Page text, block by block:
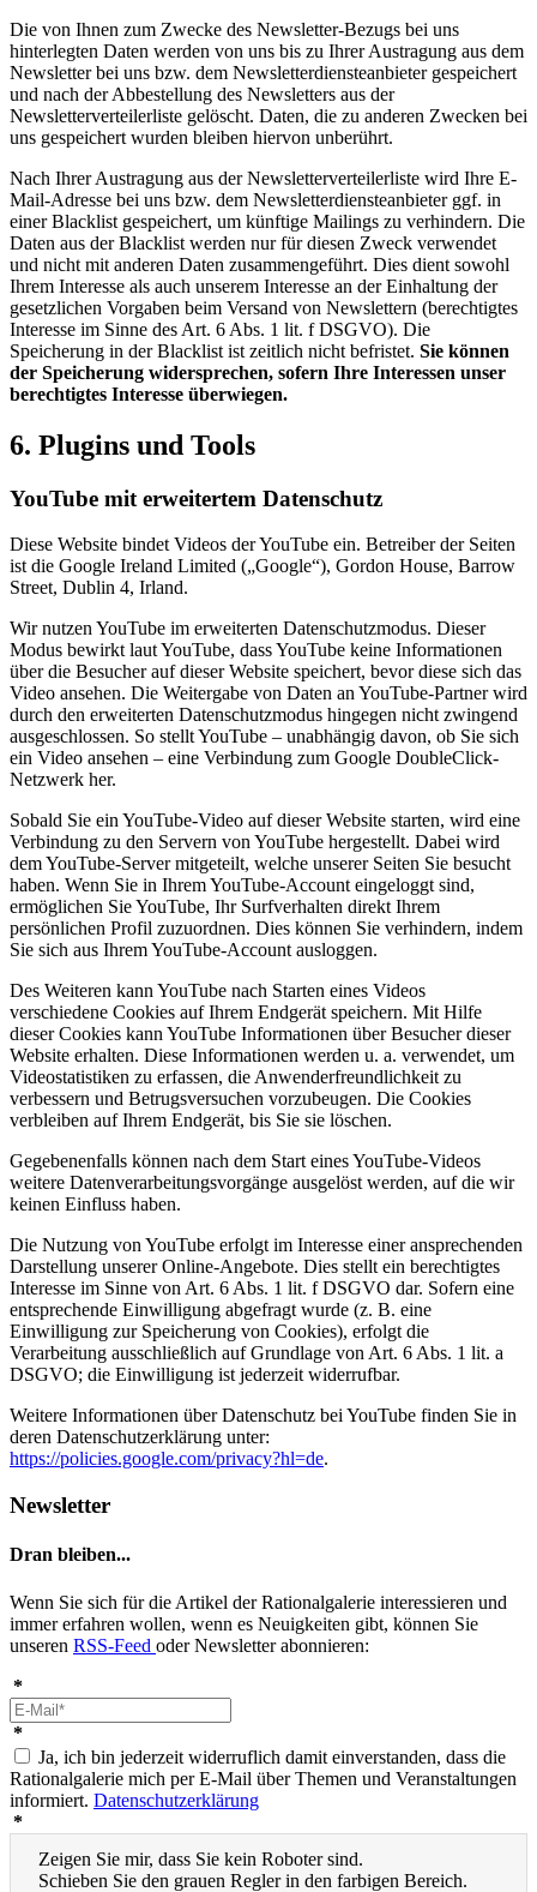
Die von Ihnen zum Zwecke des Newsletter-Bezugs bei uns
hinterlegten Daten werden von uns bis zu Ihrer Austragung aus dem
Newsletter bei uns bzw. dem Newsletterdiensteanbieter gespeichert
und nach der Abbestellung des Newsletters aus der
Newsletterverteilerliste gelöscht. Daten, die zu anderen Zwecken bei
uns gespeichert wurden bleiben hiervon unberührt.
Nach Ihrer Austragung aus der Newsletterverteilerliste wird Ihre E-
Mail-Adresse bei uns bzw. dem Newsletterdiensteanbieter ggf. in
einer Blacklist gespeichert, um künftige Mailings zu verhindern. Die
Daten aus der Blacklist werden nur für diesen Zweck verwendet
und nicht mit anderen Daten zusammengeführt. Dies dient sowohl
Ihrem Interesse als auch unserem Interesse an der Einhaltung der
gesetzlichen Vorgaben beim Versand von Newslettern (berechtigtes
Interesse im Sinne des Art. 6 Abs. 1 lit. f DSGVO). Die
Speicherung in der Blacklist ist zeitlich nicht befristet. Sie können
der Speicherung widersprechen, sofern Ihre Interessen unser
berechtigtes Interesse überwiegen.
6. Plugins und Tools
YouTube mit erweitertem Datenschutz
Diese Website bindet Videos der YouTube ein. Betreiber der Seiten
ist die Google Ireland Limited („Google“), Gordon House, Barrow
Street, Dublin 4, Irland.
Wir nutzen YouTube im erweiterten Datenschutzmodus. Dieser
Modus bewirkt laut YouTube, dass YouTube keine Informationen
über die Besucher auf dieser Website speichert, bevor diese sich das
Video ansehen. Die Weitergabe von Daten an YouTube-Partner wird
durch den erweiterten Datenschutzmodus hingegen nicht zwingend
ausgeschlossen. So stellt YouTube – unabhängig davon, ob Sie sich
ein Video ansehen – eine Verbindung zum Google DoubleClick-
Netzwerk her.
Sobald Sie ein YouTube-Video auf dieser Website starten, wird eine
Verbindung zu den Servern von YouTube hergestellt. Dabei wird
dem YouTube-Server mitgeteilt, welche unserer Seiten Sie besucht
haben. Wenn Sie in Ihrem YouTube-Account eingeloggt sind,
ermöglichen Sie YouTube, Ihr Surfverhalten direkt Ihrem
persönlichen Profil zuzuordnen. Dies können Sie verhindern, indem
Sie sich aus Ihrem YouTube-Account ausloggen.
Des Weiteren kann YouTube nach Starten eines Videos
verschiedene Cookies auf Ihrem Endgerät speichern. Mit Hilfe
dieser Cookies kann YouTube Informationen über Besucher dieser
Website erhalten. Diese Informationen werden u. a. verwendet, um
Videostatistiken zu erfassen, die Anwenderfreundlichkeit zu
verbessern und Betrugsversuchen vorzubeugen. Die Cookies
verbleiben auf Ihrem Endgerät, bis Sie sie löschen.
Gegebenenfalls können nach dem Start eines YouTube-Videos
weitere Datenverarbeitungsvorgänge ausgelöst werden, auf die wir
keinen Einfluss haben.
Die Nutzung von YouTube erfolgt im Interesse einer ansprechenden
Darstellung unserer Online-Angebote. Dies stellt ein berechtigtes
Interesse im Sinne von Art. 6 Abs. 1 lit. f DSGVO dar. Sofern eine
entsprechende Einwilligung abgefragt wurde (z. B. eine
Einwilligung zur Speicherung von Cookies), erfolgt die
Verarbeitung ausschließlich auf Grundlage von Art. 6 Abs. 1 lit. a
DSGVO; die Einwilligung ist jederzeit widerrufbar.
Weitere Informationen über Datenschutz bei YouTube finden Sie in
deren Datenschutzerklärung unter:
https://policies.google.com/privacy?hl=de.
Newsletter
Dran bleiben...
Wenn Sie sich für die Artikel der Rationalgalerie interessieren und
immer erfahren wollen, wenn es Neuigkeiten gibt, können Sie
unseren RSS-Feed oder Newsletter abonnieren:
*
*
Ja, ich bin jederzeit widerruflich damit einverstanden, dass die
Rationalgalerie mich per E-Mail über Themen und Veranstaltungen
informiert. Datenschutzerklärung
*
Zeigen Sie mir, dass Sie kein Roboter sind.
Schieben Sie den grauen Regler in den farbigen Bereich.